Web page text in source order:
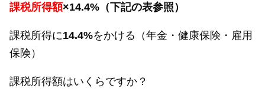
課税所得額×14.4%（下記の表参照）
課税所得に14.4%をかける（年金・健康保険・雇用
保険）
課税所得額はいくらですか？